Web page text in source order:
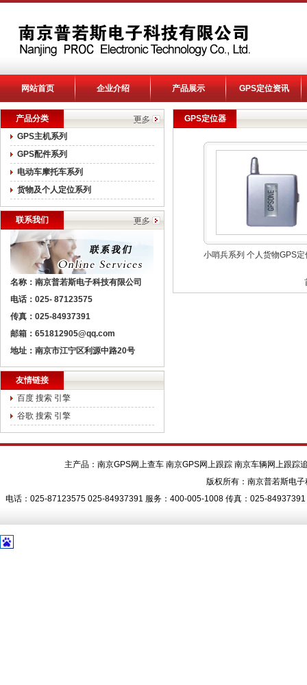
网站首页 企业介绍 产品展示 GPS定位资讯
产品分类
GPS主机系列
GPS配件系列
电动车摩托车系列
货物及个人定位系列
联系我们
名称：南京普若斯电子科技有限公司
电话：025- 87123575
传真：025-84937391
邮箱：651812905@qq.com
地址：南京市江宁区利源中路20号
友情链接
百度 搜索 引擎
谷歌 搜索 引擎
GPS定位器
小哨兵系列 个人货物GPS定
主产品：南京GPS网上查车 南京GPS网上跟踪 南京车辆网上跟
版权所有：南京普若斯电
电话：025-87123575 025-84937391 服务：400-005-1008 传真：025-